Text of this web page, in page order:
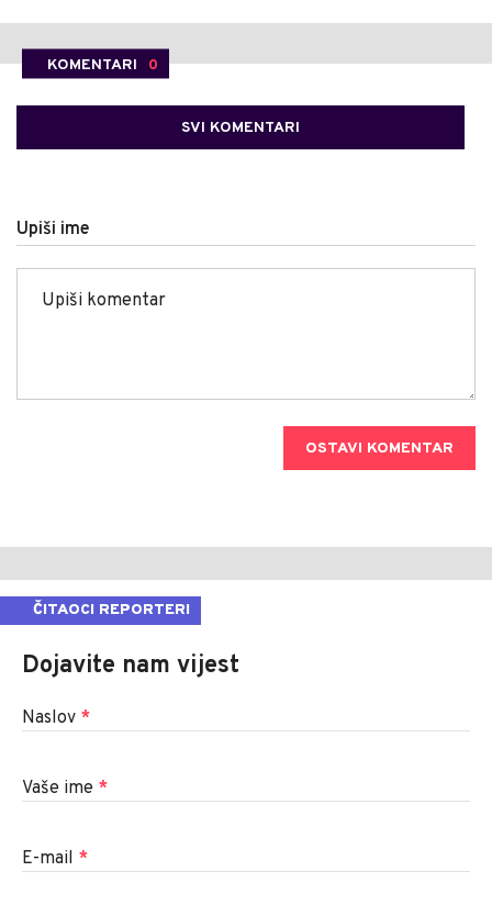
KOMENTARI 0
SVI KOMENTARI
Upiši ime
OSTAVI KOMENTAR
ČITAOCI REPORTERI
Dojavite nam vijest
Naslov *
Vaše ime *
E-mail *